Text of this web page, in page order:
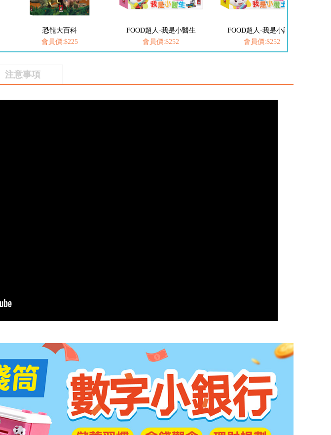
FOOD超人-我是小醫生
會員價:$252
FOOD超人-我是小護士
會員價:$252
愛思考的小小孩(全套8冊)
會員價:$537
注意事項